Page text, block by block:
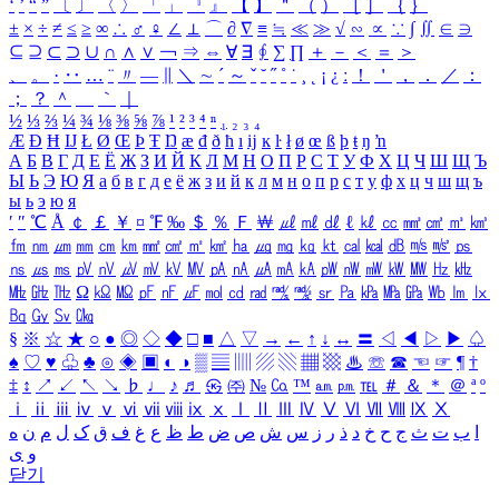
‘ ’ “ ” 〔 〕 〈 〉 「 」 『 』 【 】 ＂ （ ） ［ ］ ｛ ｝
± × ÷ ≠ ≤ ≥ ∞ ∴ ♂ ♀ ∠ ⊥ ⌒ ∂ ∇ ≡ ≒ ≪ ≫ √ ∽ ∝ ∵ ∫ ∬ ∈ ∋
⊆ ⊇ ⊂ ⊃ ∪ ∩ ∧ ∨ ￢ ⇒ ⇔ ∀ ∃ ∮ ∑ ∏ ＋ － ＜ ＝
＞
、
。 · ‥ … ¨ 〃 ― ＼ ∼ ´ ～ ˇ ˘ ˝ ˚ ˙ ¸ ¡ ¿ ː ！ ＇ ， ． ／
：
；
？ ＾ ｀
½ ⅓ ⅔ ¼ ¾ ⅛ ⅜ ⅝ ⅞ ¹ ² ³ ⁴ ⁿ ₁ ₂ ₃ ₄
Æ Ð Ħ Ĳ Ł Ø Œ Þ Ŧ Ŋ æ đ ð ħ ı ĳ ĸ ŀ ł ø œ ß þ ŧ ŋ ŉ
А Б В Г Д Е Ё Ж З И Й К Л М Н О П Р С Т У Ф Х Ц Ч Ш Щ Ъ
Ы Ь Э Ю Я а б в г д е ё ж з и й к л м н о п р с т у ф х ц ч ш щ ъ
ы ь э ю я
′ ″ ℃ Å ￠ ￡ ￥ ¤ ℉ ‰ ＄ ％ Ｆ ￦ ㎕ ㎖ ㎗ ℓ ㎘ ㏄ ㎣ ㎤ ㎥ ㎦
㎙ ㎚ ㎛ ㎜ ㎝ ㎞ ㎟ ㎠ ㎡ ㎢ ㏊ ㎍ ㎎ ㎏ ㏏ ㎈ ㎉ ㏈ ㎧ ㎨ ㎰
㎱ ㎲ ㎳ ㎴ ㎵ ㎶ ㎷ ㎸ ㎹ ㎀ ㎁ ㎂ ㎃ ㎄ ㎺ ㎻ ㎽ ㎾ ㎿ ㎐ ㎑
㎒ ㎓ ㎔ Ω ㏀ ㏁ ㎊ ㎋ ㎌ ㏖ ㏅ ㎭ ㎮ ㎯ ㏛ ㎩ ㎪ ㎫ ㎬ ㏝ ㏐
㏓
㏃ ㏉ ㏜ ㏆
§ ※ ☆ ★ ○ ● ◎ ◇ ◆ □ ■ △ ▽ → ← ↑ ↓ ↔ 〓 ◁ ◀ ▷ ▶ ♤
♠ ♡ ♥ ♧ ♣ ⊙ ◈ ▣ ◐ ◑ ▒ ▤ ▨ ▧ ▦ ▩ ♨ ☏ ☎ ☜ ☞ ¶ †
‡ ↕ ↗ ↙ ↖ ↘ ♭ ♩ ♪ ♬ ㉿ ㈜ № ㏇ ™ ㏂ ㏘ ℡ ＃ ＆ ＊ ＠ ª º
ⅰ
ⅱ ⅲ ⅳ ⅴ ⅵ ⅶ ⅷ ⅸ ⅹ Ⅳ Ⅴ Ⅵ Ⅶ Ⅷ Ⅸ Ⅹ
ب ت ث ج ح خ د ذ ر ز س ش ص ض ط ظ ع غ ف ق ک ل م ن ه
و ی
닫기